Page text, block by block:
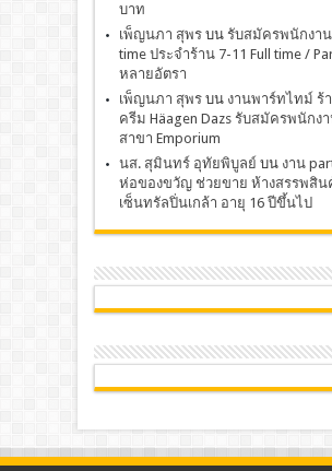
บาท
เพ็ญนภา สุพรบน รับสมัครพนักงา
time ประจำร้าน 7-11 Full time /
หลายอัตรา
เพ็ญนภา สุพรบน งานพาร์ทไทม์ ร้
ครีม Häagen Dazs รับสมัครพนักง
สาขา Emporium
นส. สุมินทร์ อุทัยพิบูลย์ บน งาน
ห่อของขวัญ ช่วยขาย ห้างสรรพสิน
เซ็นทรัลปิ่นเกล้า อายุ 16 ปีขึ้นไป